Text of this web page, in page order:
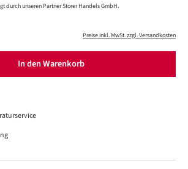
durch unseren Partner Storer Handels GmbH.
Preise inkl. MwSt. zzgl. Versandkosten
In den Warenkorb